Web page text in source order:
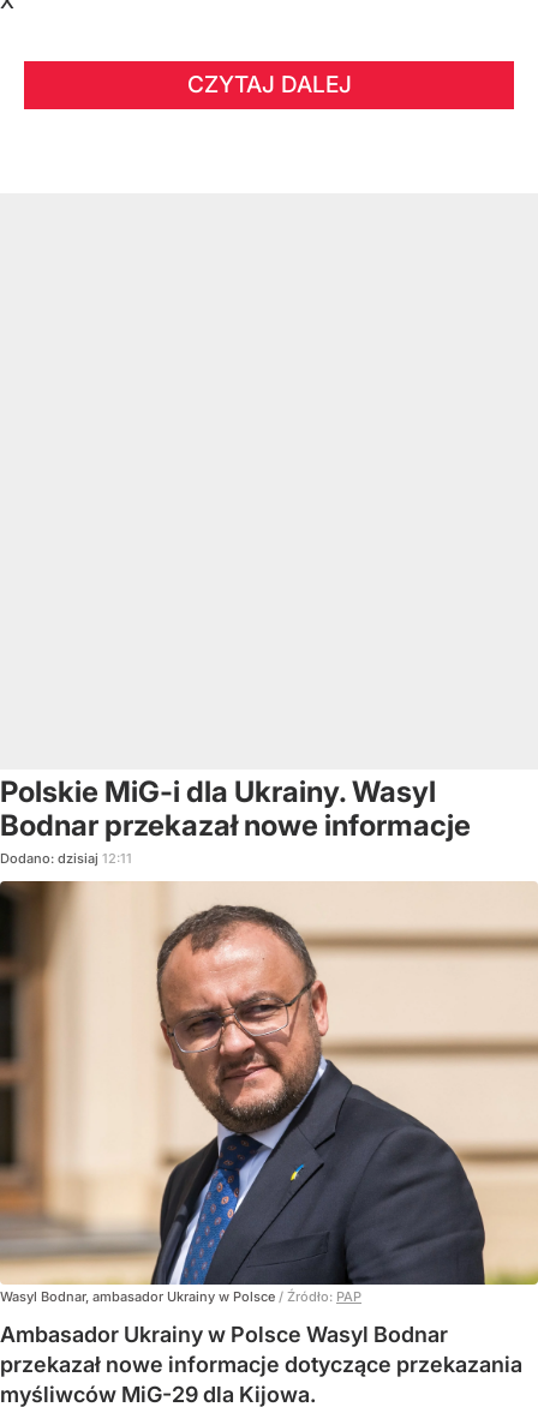
CZYTAJ DALEJ
Polskie MiG-i dla Ukrainy. Wasyl
Bodnar przekazał nowe informacje
Dodano: dzisiaj 12:11
Wasyl Bodnar, ambasador Ukrainy w Polsce / Źródło: PAP
Ambasador Ukrainy w Polsce Wasyl Bodnar
przekazał nowe informacje dotyczące przekazania
myśliwców MiG-29 dla Kijowa.